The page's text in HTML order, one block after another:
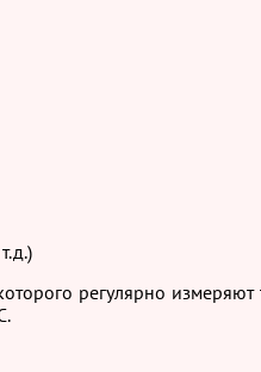
регулярно